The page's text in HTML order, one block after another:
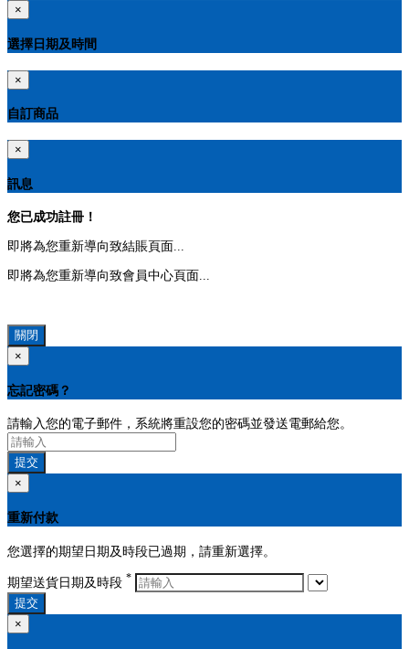
×
選擇日期及時間
×
自訂商品
×
訊息
您已成功註冊！
即將為您重新導向致結賬頁面...
即將為您重新導向致會員中心頁面...
關閉
×
忘記密碼？
請輸入您的電子郵件，系統將重設您的密碼並發送電郵給您。
提交
×
重新付款
您選擇的期望日期及時段已過期，請重新選擇。
期望送貨日期及時段 *
提交
×